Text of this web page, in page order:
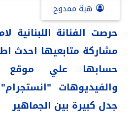
هبة ممدوح
حرصت الفنانة اللبنانية
مشاركة متابعيها احدث
حسابها علي موقع
والفيديوهات
جدل كبيرة بين الجماهير